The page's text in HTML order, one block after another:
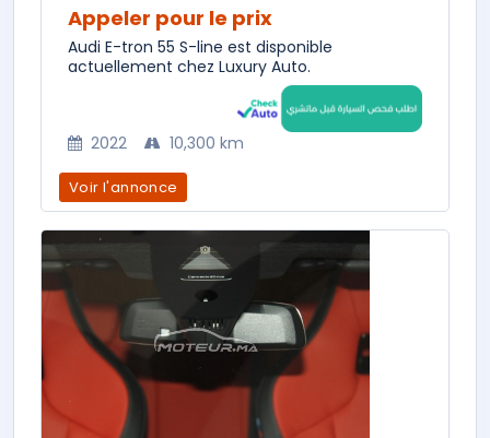
Appeler pour le prix
Audi E-tron 55 S-line est disponible
actuellement chez Luxury Auto.
2022 10,300 km
Voir l'annonce